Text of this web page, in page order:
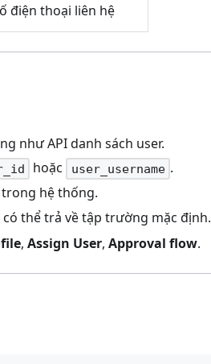
điện thoại liên hệ
như API danh sách user.
hoặc user_username .
trong hệ thống.
thể trả về tập trường mặc định.
, Assign User, Approval flow.